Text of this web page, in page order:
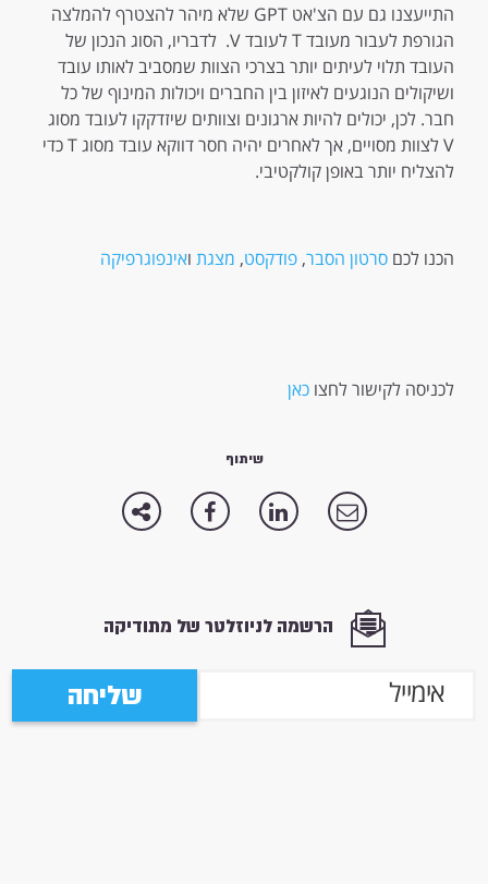
התייעצנו גם עם הצ'אט GPT שלא מיהר להצטרף להמלצה
הגורפת לעבור מעובד T לעובד V. לדבריו, הסוג הנכון של
העובד תלוי לעיתים יותר בצרכי הצוות שמסביב לאותו עובד
ושיקולים הנוגעים לאיזון בין החברים ויכולות המינוף של כל
חבר. לכן, יכולים להיות ארגונים וצוותים שיזדקקו לעובד מסוג
V לצוות מסויים, אך לאחרים יהיה חסר דווקא עובד מסוג T כדי
להצליח יותר באופן קולקטיבי.
הכנו לכםסרטון הסבר,פודקסט, מצגת ואינפוגרפיקה
לכניסה לקישור לחצוכאן
שיתוף
הרשמה לניוזלטר של מתודיקה
שליחה